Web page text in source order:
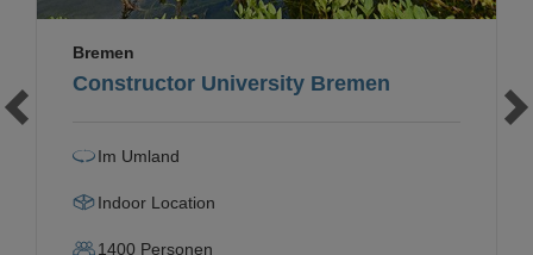
Constructor University Bremen
Bremen
Im Umland
Indoor Location
1400 Personen